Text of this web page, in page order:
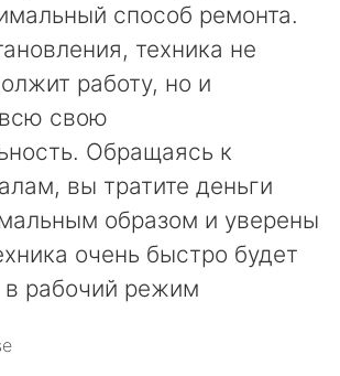
способ ремонта.
техника не
работу, но и
свою
Обращаясь к
вы тратите деньги
образом и уверены
очень быстро будет
рабочий режим